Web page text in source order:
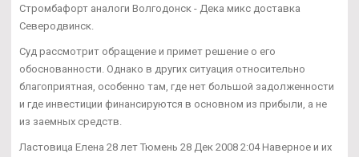
Стромбафорт аналоги Волгодонск - Дека микс доставка
Северодвинск.
Суд рассмотрит обращение и примет решение о его
обоснованности. Однако в других ситуация относительно
благоприятная, особенно там, где нет большой задолженности
и где инвестиции финансируются в основном из прибыли, а не
из заемных средств.
Ластовица Елена 28 лет Тюмень 28 Дек 2008 2:04 Наверное и их